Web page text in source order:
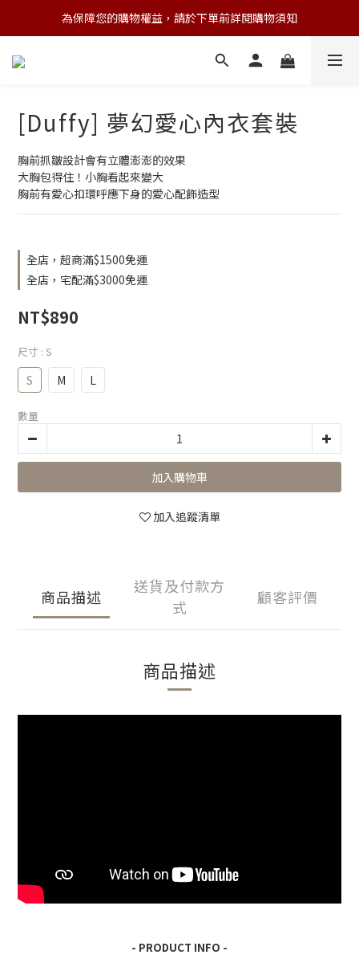
💌 Nearby收藏家｜任選三件 9折 五件 88折
為保障您的購物權益，請於下單前詳閱購物須知
💌 Nearby收藏家｜任選三件 9折 五件 88折
[Duffy] 夢幻愛心內衣套裝
胸前抓皺設計會有立體澎澎的效果
大胸包得住！小胸看起來變大
胸前有愛心扣環呼應下身的愛心配飾造型
全店，超商滿$1500免運
全店，宅配滿$3000免運
NT$890
尺寸 : S
S M L
數量
加入購物車
加入追蹤清單
商品描述
送貨及付款方
式
顧客評價
商品描述
- PRODUCT INFO -